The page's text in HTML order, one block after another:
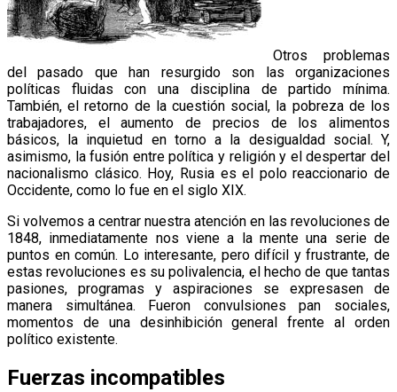
Otros problemas
del pasado que han resurgido son las organizaciones
políticas fluidas con una disciplina de partido mínima.
También, el retorno de la cuestión social, la pobreza de los
trabajadores, el aumento de precios de los alimentos
básicos, la inquietud en torno a la desigualdad social. Y,
asimismo, la fusión entre política y religión y el despertar del
nacionalismo clásico. Hoy, Rusia es el polo reaccionario de
Occidente, como lo fue en el siglo XIX.
Si volvemos a centrar nuestra atención en las revoluciones de
1848, inmediatamente nos viene a la mente una serie de
puntos en común. Lo interesante, pero difícil y frustrante, de
estas revoluciones es su polivalencia, el hecho de que tantas
pasiones, programas y aspiraciones se expresasen de
manera simultánea. Fueron convulsiones pan sociales,
momentos de una desinhibición general frente al orden
político existente.
Fuerzas incompatibles